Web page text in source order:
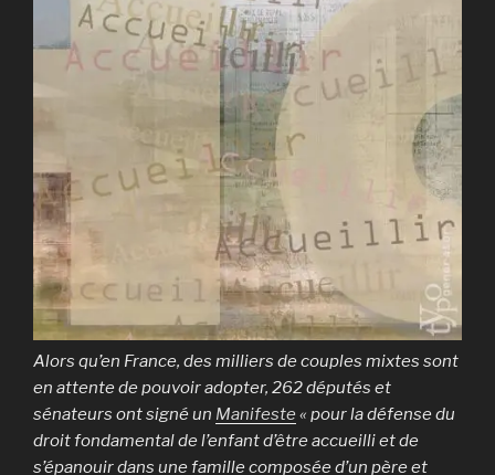
Alors qu’en France, des milliers de couples mixtes sont
en attente de pouvoir adopter, 262 députés et
sénateurs ont signé un Manifeste « pour la défense du
droit fondamental de l’enfant d’être accueilli et de
s’épanouir dans une famille composée d’un père et